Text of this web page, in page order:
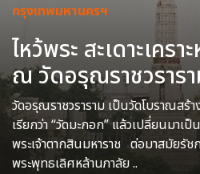
กรุงเทพมหานครฯ
ไหว้พระ สะเดาะเคร
ณ วัดอรุณราชวราร
วัดอรุณราชวราราม เป็นวัดโบราณสร้
เรียกว่า “วัดมะกอก” แล้วเปลี่ยนมาเ
พระเจ้าตากสินมหาราช ต่อมาสมัยรัช
พระพุทธเลิศหล้านภาลัย ..